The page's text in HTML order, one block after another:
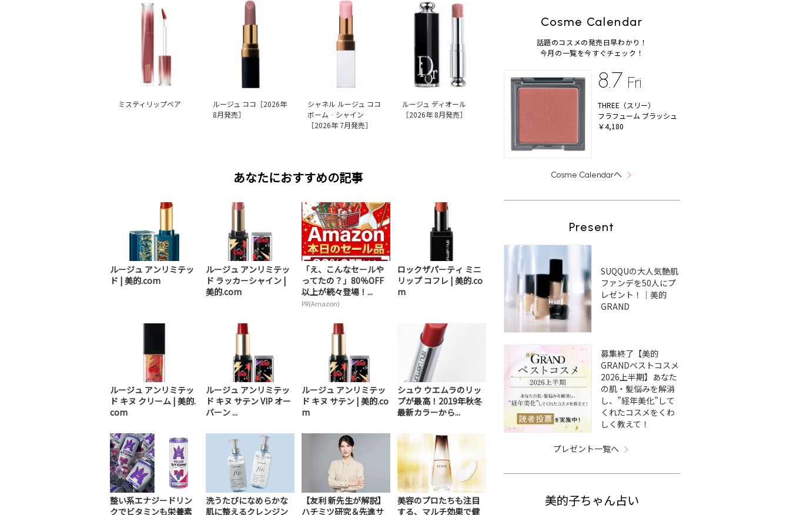
ミスティリップベア
ルージュ ココ［2026年
8月発売］
シャネル ルージュ ココ
ボーム‐シャイン
［2026年 7月発売］
ルージュ ディオール
［2026年 8月発売］
あなたにおすすめの記事
ルージュ アンリミテッ
ド | 美的.com
ルージュ アンリミテッ
ド ラッカーシャイン |
美的.com
「え、こんなセールや
ってたの？」80％OFF
以上が続々登場！...
PR(Amazon)
ロックザパーティ ミニ
リップ コフレ | 美的.co
m
ルージュ アンリミテッ
ド キヌ クリーム | 美的.
com
ルージュ アンリミテッ
ド キヌ サテン VIP オー
バーン ...
ルージュ アンリミテッ
ド キヌ サテン | 美的.co
m
シュウ ウエムラのリッ
プが最高！2019年秋冬
最新カラーから...
整い系エナジードリン
クでビタミンも栄養素
洗うたびになめらかな
肌に整えるクレンジン
【友利 新先生が解説】
ハチミツ研究＆先進サ
美容のプロたちも注目
する、マルチ効果で健
Cosme Calendar
話題のコスメの発売日早わかり！
今月の一覧を今すぐチェック！
8.7 Fri
THREE（スリー）
フラフューム ブラッシュ
￥4,180
Cosme Calendarへ
Present
SUQQUの大人気艶肌
ファンデを50人にプ
レゼント！｜美的
GRAND
募集終了【美的
GRANDベストコスメ
2026上半期】あなた
の肌・髪悩みを解消
し、”経年美化”して
くれたコスメをくわ
しく教えて！
プレゼント一覧へ
美的子ちゃん占い